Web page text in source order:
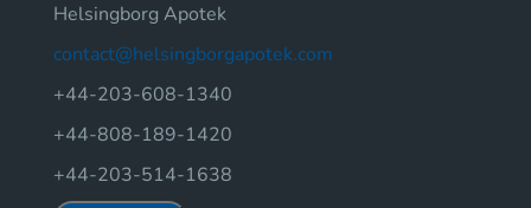
Helsingborg Apotek
contact@helsingborgapotek.com
+44-203-608-1340
+44-808-189-1420
+44-203-514-1638